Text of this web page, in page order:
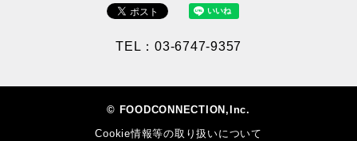
TEL：03-6747-9357
© FOODCONNECTION,Inc.
Cookie情報等の取り扱いについて